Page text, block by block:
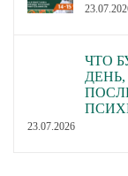
ЧТО
23.07.2026